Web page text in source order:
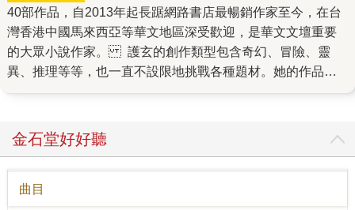
40部作品，自2013年起長踞網路書店最暢銷作家至今，在台
灣香港中國馬來西亞等華文地區深受歡迎，是華文文壇重要
的大眾小說作家。 護玄的創作類型包含奇幻、冒險、靈
異、推理等等，也一直不設限地挑戰各種題材。她的作品在
正在閱讀： 《2019477957562》 代表著作：《特殊傳說》
《特殊傳說》是人氣作家護玄的成名大作。 爆笑又緊湊的情
節、青春嗨翻天的想像力與迷人設定， 在不可思議的誇張校
園生活中，漸次鋪陳各個角色自我成長歷程。 〈恆遠之晝
金石堂好好聽
曲目